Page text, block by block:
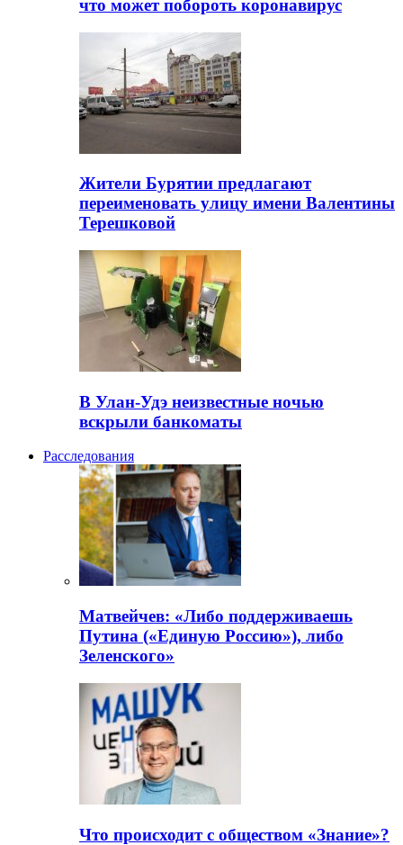
что может побороть коронавирус
Жители Бурятии предлагают
переименовать улицу имени Валентины
Терешковой
В Улан-Удэ неизвестные ночью
вскрыли банкоматы
Расследования
Матвейчев: «Либо поддерживаешь
Путина («Единую Россию»), либо
Зеленского»
Что происходит с обществом «Знание»?